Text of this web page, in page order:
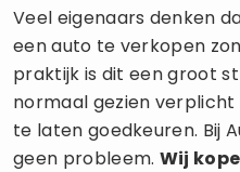
Veel eigenaars denken
een auto te verkopen
praktijk is dit een groot
normaal gezien
te laten goedkeuren. Bij
geen probleem. Wij